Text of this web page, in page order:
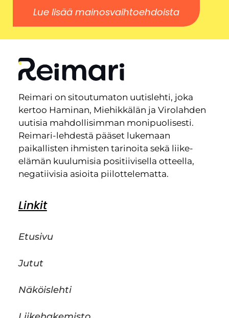
Lue lisää mainosvaihtoehdoista
Reimari on sitoutumaton uutislehti, joka
kertoo Haminan, Miehikkälän ja Virolahden
uutisia mahdollisimman monipuolisesti.
Reimari-lehdestä pääset lukemaan
paikallisten ihmisten tarinoita sekä liike-
elämän kuulumisia positiivisella otteella,
negatiivisia asioita piilottelematta.
Linkit
Etusivu
Jutut
Näköislehti